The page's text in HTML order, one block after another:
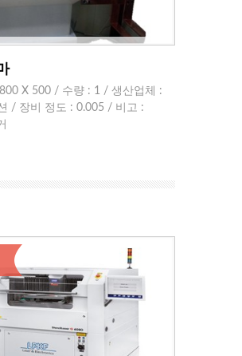
X 500 / 수량 : 1 / 생산업체 :
/ 장비 정도 : 0.005 / 비고 :